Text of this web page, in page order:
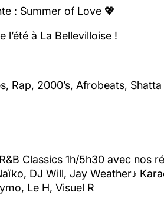
: 17h - 00h00
: Summer of Love 💖
l’été à La Bellevilloise !
Rap, 2000’s, Afrobeats,
Classics 1h/5h30 avec nos
DJ Will, Jay Weather♪
Le H, Visuel R